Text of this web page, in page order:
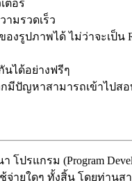
ตอร์
ามรวดเร็ว
งรูปภาพได้ ไม่ว่าจะเป็น
ได้อย่างฟรีๆ
ปัญหาสามารถเข้าไปสอ
โปรแกรม (Program
จ่ายใดๆ ทั้งสิ้น โดยท่าน